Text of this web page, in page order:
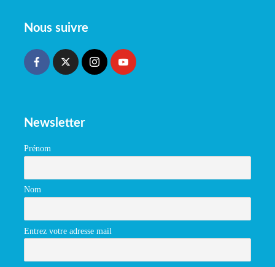
Nous suivre
Newsletter
Prénom
Nom
Entrez votre adresse mail